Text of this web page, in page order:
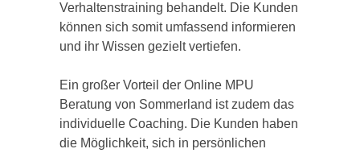
Verhaltenstraining behandelt. Die Kunden
können sich somit umfassend informieren
und ihr Wissen gezielt vertiefen.
Ein großer Vorteil der Online MPU
Beratung von Sommerland ist zudem das
individuelle Coaching. Die Kunden haben
die Möglichkeit, sich in persönlichen